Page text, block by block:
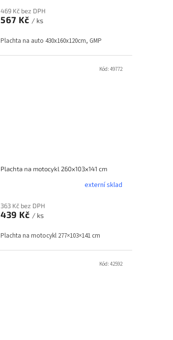
469 Kč bez DPH
567 Kč / ks
Plachta na auto 430x160x120cm, GMP
Plachta na motocykl 260x103x141 cm
externí sklad
363 Kč bez DPH
439 Kč / ks
Plachta na motocykl 277×103×141 cm
Kód: 49772
Kód: 42592